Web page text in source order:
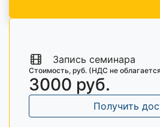
Запись семинара
Стоимость, руб. (НДС не
3000 руб.
Получить